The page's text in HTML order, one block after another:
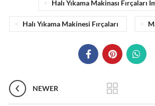
Halı Yıkama Makinası Fırçaları
Halı Yıkama Makinesi Fırçaları
NEWER